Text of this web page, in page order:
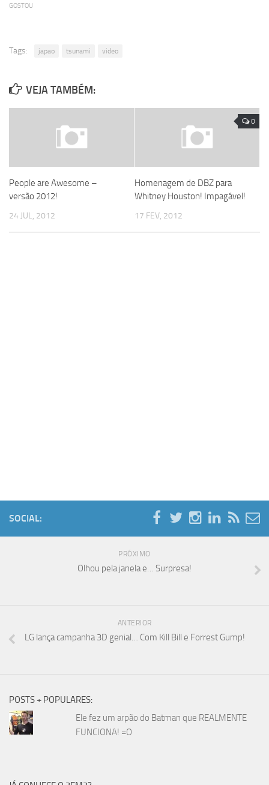
GOSTOU
Tags: japao tsunami video
VEJA TAMBÉM:
People are Awesome –
versão 2012!
24 JUL, 2012
0
Homenagem de DBZ para
Whitney Houston! Impagável!
17 FEV, 2012
SOCIAL:
PRÓXIMO
Olhou pela janela e… Surpresa!
ANTERIOR
LG lança campanha 3D genial… Com Kill Bill e Forrest Gump!
POSTS + POPULARES:
Ele fez um arpão do Batman que REALMENTE
FUNCIONA! =O